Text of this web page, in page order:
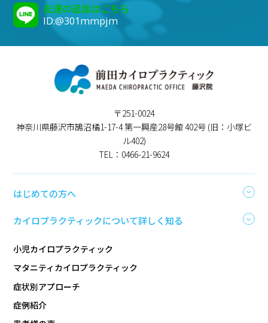
友達の追加はこちら
ID:@301mmpjm
〒251-0024
神奈川県藤沢市鵠沼橘1-17-4 第一興産28号館 402号 (旧：小塚ビ
ル402)
TEL：0466-21-9624
はじめての方へ
カイロプラクティックについて詳しく知る
小児カイロプラクティック
マタニティカイロプラクティック
症状別アプローチ
症例紹介